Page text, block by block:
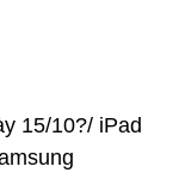
15/10?/ iPad